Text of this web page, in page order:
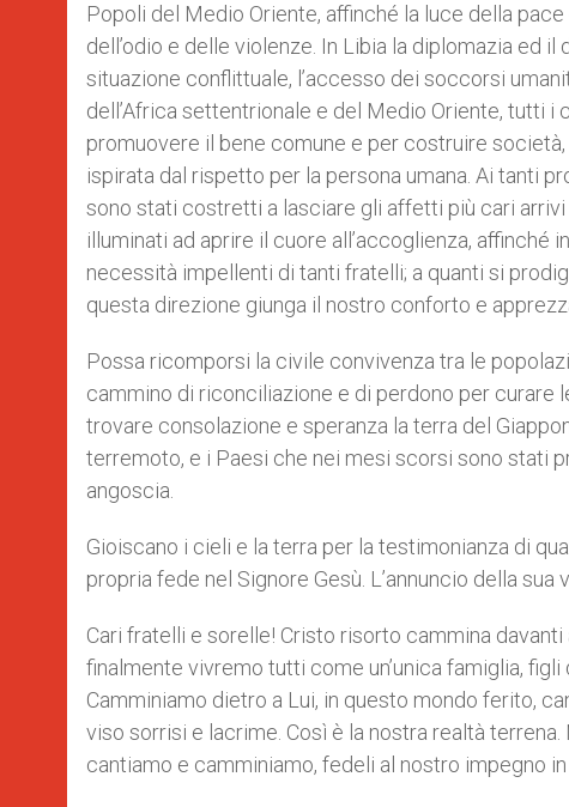
Popoli del Medio Oriente, affinché la luce della
dell’odio e delle violenze. In Libia la diplomazia ed
situazione conflittuale, l’accesso dei soccorsi
dell’Africa settentrionale e del Medio Oriente, tutti
promuovere il bene comune e per costruire
ispirata dal rispetto per la persona umana. Ai tanti
sono stati costretti a lasciare gli affetti più cari
illuminati ad aprire il cuore all’accoglienza,
necessità impellenti di tanti fratelli; a quanti si
questa direzione giunga il nostro conforto e
Possa ricomporsi la civile convivenza tra le
cammino di riconciliazione e di perdono per
trovare consolazione e speranza la terra del
terremoto, e i Paesi che nei mesi scorsi sono stati
angoscia.
Gioiscano i cieli e la terra per la testimonianza di
propria fede nel Signore Gesù. L’annuncio della
Cari fratelli e sorelle! Cristo risorto cammina
finalmente vivremo tutti come un’unica famiglia,
Camminiamo dietro a Lui, in questo mondo ferito,
viso sorrisi e lacrime. Così è la nostra realtà
cantiamo e camminiamo, fedeli al nostro impegno